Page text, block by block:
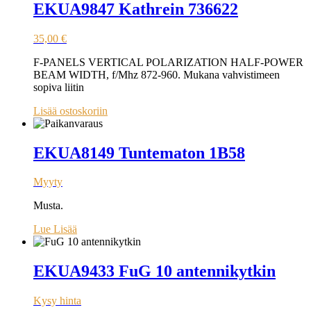
EKUA9847 Kathrein 736622
35,00 €
F-PANELS VERTICAL POLARIZATION HALF-POWER
BEAM WIDTH, f/Mhz 872-960. Mukana vahvistimeen
sopiva liitin
Lisää ostoskoriin
EKUA8149 Tuntematon 1B58
Myyty
Musta.
Lue Lisää
EKUA9433 FuG 10 antennikytkin
Kysy hinta